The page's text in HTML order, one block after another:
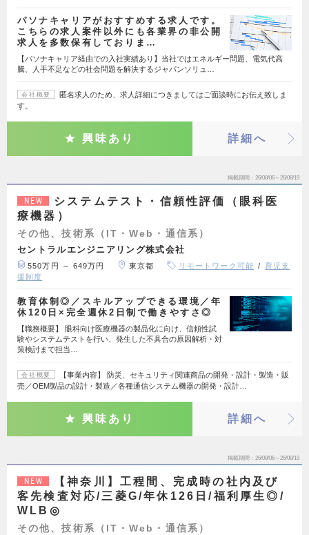
パソナキャリアがおすすめする求人です。
こちらの求人案件以外にも各業界の非公開
求人を多数保有しておりま…
【パソナキャリア経由での入社実績あり】当社ではエネルギー問題、電気代高
騰、人手不足などの社会問題を解決するジャパンソリュ…
会社概要
匿名求人のため、求人詳細につきましてはご面談時にお伝え致しま
す。
興味あり 詳細へ
掲載期間 26/08/06～26/08/19
NEW
システムテスト・信頼性評価（眼科医
療機器）
その他、技術系（IT・Web・通信系）
セントラルエンジニアリング株式会社
550万円 ～ 649万円 東京都 リモートワーク可能
育児支
援制度
教育体制◎／スキルアップできる環境／年
休120日×完全週休2日制で働きやすさ◎
【職務概要】 眼科向け医療機器の製品化に向け、信頼性試
験やシステムテストを行い、発生した不具合の原因解析・対
策検討まで担当…
会社概要
【事業内容】 防災、セキュリティ関連商品の開発・設計・製造・販
売／OEM製品の設計・製造／各種通信システム機器の開発・設計…
興味あり 詳細へ
掲載期間 26/08/06～26/08/19
NEW
【神奈川】工程間、完成時の社内及び
客先検査対応/三菱G/年休126日/福利厚生◎/
WLB◎
その他、技術系（IT・Web・通信系）